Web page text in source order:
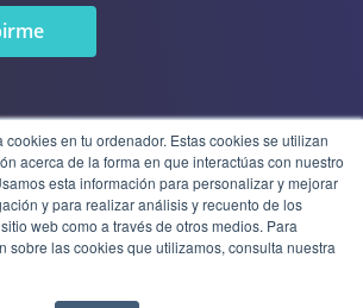
cookies en tu ordenador. Estas cookies se utilizan
acerca de la forma en que interactúas con nuestro
esta información para personalizar y mejorar
y para realizar análisis y recuento de los
web como a través de otros medios. Para
sobre las cookies que utilizamos, consulta nuestra